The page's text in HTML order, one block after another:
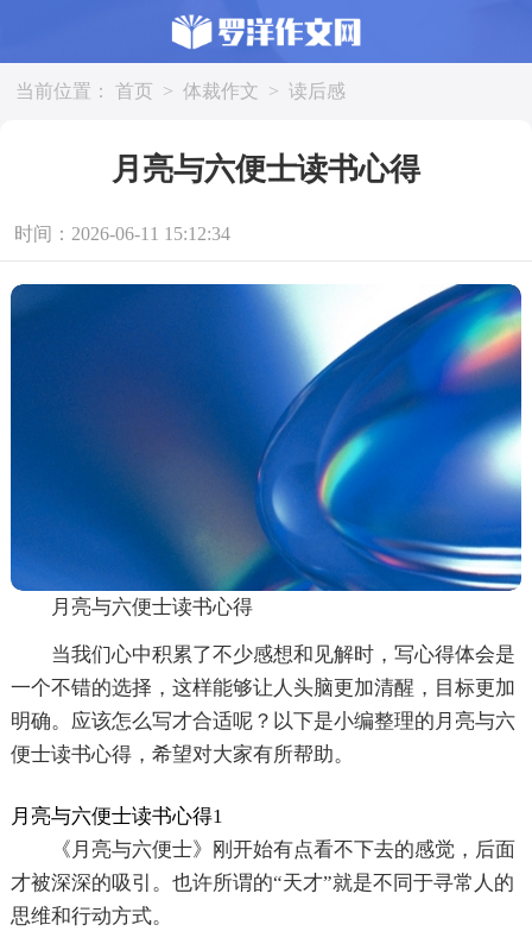
当前位置： 首页 > 体裁作文 > 读后感
月亮与六便士读书心得
时间：2026-06-11 15:12:34
月亮与六便士读书心得
当我们心中积累了不少感想和见解时，写心得体会是
一个不错的选择，这样能够让人头脑更加清醒，目标更加
明确。应该怎么写才合适呢？以下是小编整理的月亮与六
便士读书心得，希望对大家有所帮助。
月亮与六便士读书心得1
《月亮与六便士》刚开始有点看不下去的感觉，后面
才被深深的吸引。也许所谓的“天才”就是不同于寻常人的
思维和行动方式。